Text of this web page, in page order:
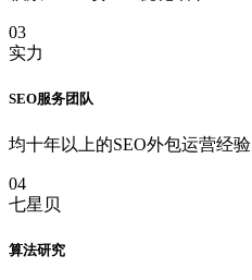
03
实力
SEO服务团队
均十年以上的SEO外包运营经验
04
七星贝
算法研究